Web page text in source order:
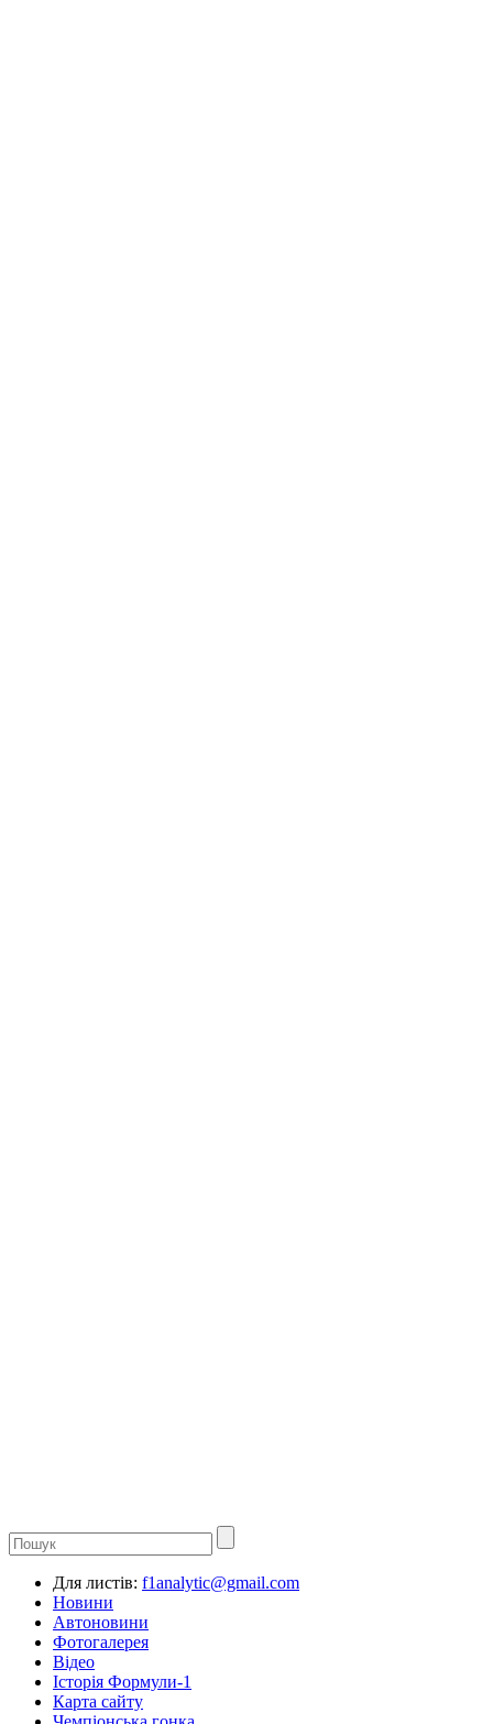
Для листів: f1analytic@gmail.com
Новини
Автоновини
Фотогалерея
Відео
Історія Формули-1
Карта сайту